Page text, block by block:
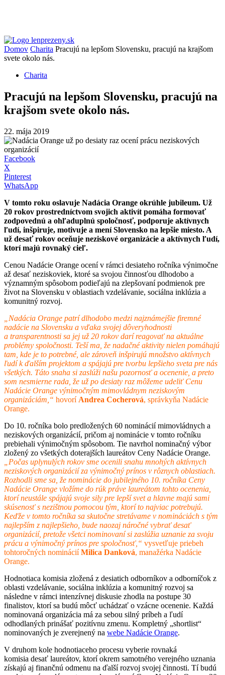
Domov Charita Pracujú na lepšom Slovensku, pracujú na krajšom
svete okolo nás.
Charita
Pracujú na lepšom Slovensku, pracujú na
krajšom svete okolo nás.
22. mája 2019
Facebook
X
Pinterest
WhatsApp
V tomto roku oslavuje Nadácia Orange okrúhle jubileum. Už
20 rokov prostredníctvom svojich aktivít pomáha formovať
zodpovednú a ohľaduplnú spoločnosť, podporuje aktívnych
ľudí, inšpiruje, motivuje a mení Slovensko na lepšie miesto. A
už desať rokov oceňuje neziskové organizácie a aktívnych ľudí,
ktorí majú rovnaký cieľ.
Cenou Nadácie Orange ocení v rámci desiateho ročníka výnimočne
až desať neziskoviek, ktoré sa svojou činnosťou dlhodobo a
významným spôsobom podieľajú na zlepšovaní podmienok pre
život na Slovensku v oblastiach vzdelávanie, sociálna inklúzia a
komunitný rozvoj.
„Nadácia Orange patrí dlhodobo medzi najznámejšie firemné
nadácie na Slovensku a vďaka svojej dôveryhodnosti
a transparentnosti sa jej už 20 rokov darí reagovať na aktuálne
problémy spoločnosti. Teší ma, že nadačné aktivity nielen pomáhajú
tam, kde je to potrebné, ale zároveň inšpirujú množstvo aktívnych
ľudí k ďalším projektom a spájajú pre tvorbu lepšieho sveta pre nás
všetkých. Táto snaha si zaslúži našu pozornosť a ocenenie, a preto
som nesmierne rada, že už po desiaty raz môžeme udeliť Cenu
Nadácie Orange výnimočným mimovládnym neziskovým
organizáciám,“ hovorí Andrea Cocherová, správkyňa Nadácie
Orange.
Do 10. ročníka bolo predložených 60 nominácií mimovládnych a
neziskových organizácií, pričom aj nominácie v tomto ročníku
prebiehali výnimočným spôsobom. Tie navrhol nominačný výbor
zložený zo všetkých doterajších laureátov Ceny Nadácie Orange.
„Počas uplynulých rokov sme ocenili snahu mnohých aktívnych
neziskových organizácií za výnimočný prínos v rôznych oblastiach.
Rozhodli sme sa, že nominácie do jubilejného 10. ročníka Ceny
Nadácie Orange vložíme do rúk práve laureátom tohto ocenenia,
ktorí neustále spájajú svoje sily pre lepší svet a hlavne majú sami
skúsenosť s nezištnou pomocou tým, ktorí to najviac potrebujú.
Keďže v tomto ročníka sa skutočne stretávame v nomináciách s tým
najlepším z najlepšieho, bude naozaj náročné vybrať desať
organizácií, pretože všetci nominovaní si zaslúžia uznanie za svoju
prácu a výnimočný prínos pre spoločnosť,“ vysvetľuje priebeh
tohtoročných nomináciíMilica Danková, manažérka Nadácie
Orange.
Hodnotiaca komisia zložená z desiatich odborníkov a odborníčok z
oblasti vzdelávanie, sociálna inklúzia a komunitný rozvoj sa
následne v rámci intenzívnej diskusie zhodla na postupe 30
finalistov, ktorí sa budú môcť uchádzať o vzácne ocenenie. Každá
nominovaná organizácia má za sebou silný príbeh a ľudí
odhodlaných prinášať pozitívnu zmenu. Kompletný „shortlist“
nominovaných je zverejnený na webe Nadácie Orange.
V druhom kole hodnotiaceho procesu vyberie rovnaká
komisia desať laureátov, ktorí okrem samotného verejného uznania
získajú aj finančnú odmenu na ďalší rozvoj svojej činnosti. Tí budú